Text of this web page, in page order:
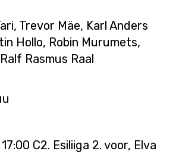
Trevor Mäe, Karl Anders
Hollo, Robin Murumets,
Rasmus Raal
C2. Esiliiga 2. voor, Elva